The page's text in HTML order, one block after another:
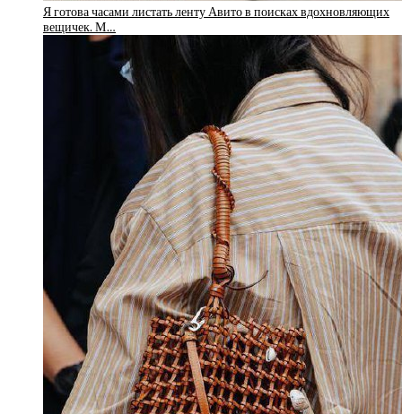
Я готова часами листать ленту Авито в поисках вдохновляющих
вещичек. М…